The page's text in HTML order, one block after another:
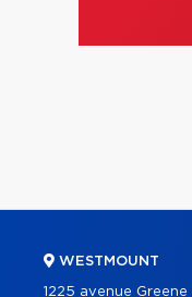
WESTMOUNT
1225 avenue Greene